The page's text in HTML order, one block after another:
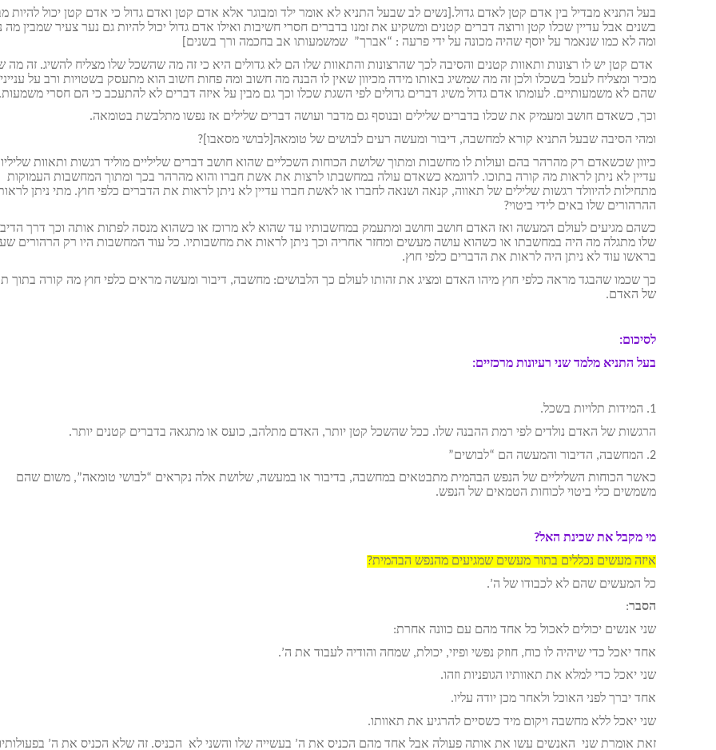
בעל התניא מבדיל בין אדם קטן לאדם גדול.[נשים לב שבעל התניא לא אומר ילד ומבוגר אלא אדם קטן ואדם גדול כי אדם קטן יכול להיות
בשנים אבל עדיין שכלו קטן ורוצה דברים קטנים ומשקיע את זמנו בדברים חסרי חשיבות ואילו אדם גדול יכול להיות גם נער צעיר שמבין מה
ומה לא כמו שנאמר על יוסף שהיה מכונה על ידי פרעה : “אברך” שמשמעותו אב בחכמה ורך בשנים]
אדם קטן יש לו רצונות ותאוות קטנים והסיבה לכך שהרצונות והתאוות שלו הם לא גדולים היא כי זה מה שהשכל שלו מצליח להשיג. זה מה
מכיר ומצליח לעכל בשכלו ולכן זה מה שמשיג באותו מידה מכיוון שאין לו הבנה מה חשוב ומה פחות חשוב הוא מתעסק בשטויות ורב על
שהם לא משמעותיים. לעומתו אדם גדול משיג דברים גדולים לפי השגת שכלו וכך גם מבין על איזה דברים לא להתעכב כי הם חסרי משמעות.
וכך, כשאדם חושב ומעמיק את שכלו בדברים שלילים ובנוסף גם מדבר ועושה דברים שלילים אז נפשו מתלבשת בטומאה.
ומהי הסיבה שבעל התניא קורא למחשבה, דיבור ומעשה רעים לבושים של טומאה[לבושי מסאבו]?
כיוון שכשאדם רק מהרהר בהם ועולות לו מחשבות ומתוך שלושת הכוחות השכליים שהוא חושב דברים שליליים מוליד רגשות ותאוות
עדיין לא ניתן לראות מה קורה בתוכו. לדוגמא כשאדם עולה במחשבתו לרצות את אשת חברו והוא מהרהר בכך ומתוך המחשבות העמוקות
מתחילות להיוולד רגשות שלילים של תאווה, קנאה ושנאה לחברו או לאשת חברו עדיין לא ניתן לראות את הדברים כלפי חוץ. מתי ניתן
ההרהורים שלו באים לידי ביטוי?
כשהם מגיעים לעולם המעשה ואז האדם חושב וחושב ומתעמק במחשבותיו עד שהוא לא מרוכז או כשהוא מנסה לפתות אותה וכך דרך
שלו מתגלה מה היה במחשבתו או כשהוא עושה מעשים ומחזר אחריה וכך ניתן לראות את מחשבותיו. כל עוד המחשבות היו רק הרהורים
בראשו עוד לא ניתן היה לראות את הדברים כלפי חוץ.
כך שכמו שהבגד מראה כלפי חוץ מיהו האדם ומציג את זהותו לעולם כך הלבושים: מחשבה, דיבור ומעשה מראים כלפי חוץ מה קורה בתוך
של האדם.
לסיכום:
בעל התניא מלמד שני רעיונות מרכזיים:
1. המידות תלויות בשכל.
הרגשות של האדם נולדים לפי רמת ההבנה שלו. ככל שהשכל קטן יותר, האדם מתלהב, כועס או מתגאה בדברים קטנים יותר.
2. המחשבה, הדיבור והמעשה הם “לבושים”
כאשר הכוחות השליליים של הנפש הבהמית מתבטאים במחשבה, בדיבור או במעשה, שלושת אלה נקראים “לבושי טומאה”, משום שהם
משמשים כלי ביטוי לכוחות הטמאים של הנפש.
מי מקבל את שכינת האל?
איזה מעשים נכללים בתור מעשים שמגיעים מהנפש הבהמית?
כל המעשים שהם לא לכבודו של ה’.
הסבר:
שני אנשים יכולים לאכול כל אחד מהם עם כוונה אחרת:
אחד יאכל כדי שיהיה לו כוח, חוזק נפשי ופיזי, יכולת, שמחה והודיה לעבוד את ה’.
שני יאכל כדי למלא את תאוותיו הגופניות וזהו.
אחד יברך לפני האוכל ולאחר מכן יודה עליו.
שני יאכל ללא מחשבה ויקום מיד כשסיים להרגיע את תאוותו.
זאת אומרת שני האנשים עשו את אותה פעולה אבל אחד מהם הכניס את ה’ בעשייה שלו והשני לא הכניס. זה שלא הכניס את ה’